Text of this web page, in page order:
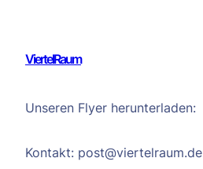
ViertelRaum
Unseren Flyer herunterladen:
Kontakt: post@viertelraum.de